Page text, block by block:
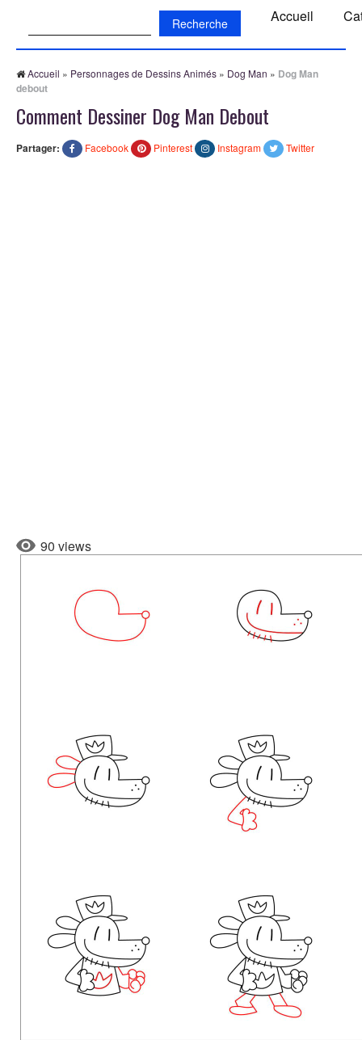
Accueil
Accueil » Personnages de Dessins Animés » Dog Man » Dog Man
debout
Comment Dessiner Dog Man Debout
Partager: Facebook Pinterest Instagram Twitter
90 views